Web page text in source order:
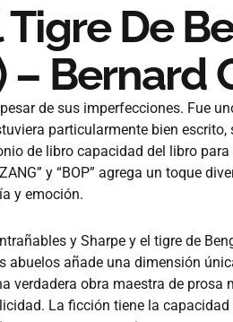
Tigre De
– Bernard
de sus imperfecciones. Fue
particularmente bien
de libro capacidad del libro
y “BOP” agrega un toque
y emoción.
y Sharpe y el tigre de
abuelos añade una dimensión
verdadera obra maestra de
La ficción tiene la capacidad